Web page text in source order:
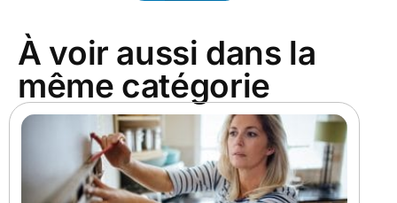
À voir aussi dans la
même catégorie